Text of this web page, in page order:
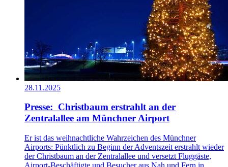
28.11.2025
Presse: Christbaum erstrahlt an der
Zentralallee am Münchner Airport
Er ist das weihnachtliche Wahrzeichen des Münchner
Airports: Pünktlich zu Beginn der Adventszeit erstrahlt wieder
der Christbaum an der Zentralallee und versetzt Fluggäste,
Airport-Beschäftigte und Besucher aus Nah und Fern in